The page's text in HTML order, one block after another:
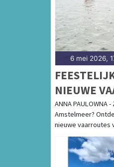
6 mei 2026,
NIEUWE
HOLLANDS
ANNA
Amstelmeer?
nieuwe vaarroutes